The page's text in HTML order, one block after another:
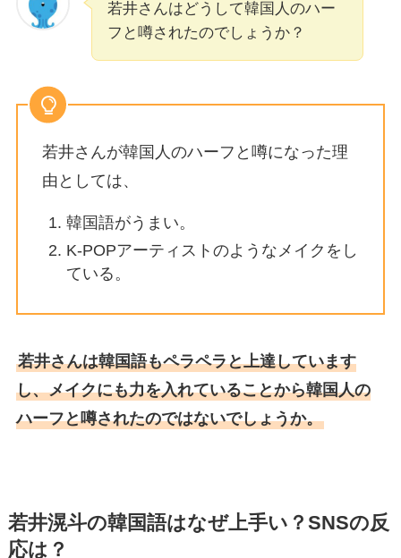
若井さんはどうして韓国人のハー
フと噂されたのでしょうか？
若井さんが韓国人のハーフと噂になった理
由としては、
韓国語がうまい。
K-POPアーティストのようなメイクをし
ている。
若井さんは韓国語もペラペラと上達しています
し、メイクにも力を入れていることから韓国人の
ハーフと噂されたのではないでしょうか。
若井滉斗の韓国語はなぜ上手い？SNSの反
応は？